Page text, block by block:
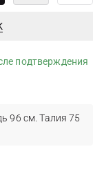
подтверждения
96 см. Талия 75